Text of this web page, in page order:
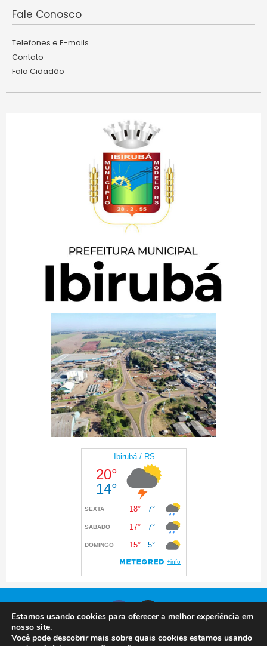
Fale Conosco
Telefones e E-mails
Contato
Fala Cidadão
© 2024 Prefeitura de Ibirubá. Todos os direitos
Estamos usando cookies para oferecer a melhor experiência em
nosso site.
Você pode descobrir mais sobre quais cookies estamos usando